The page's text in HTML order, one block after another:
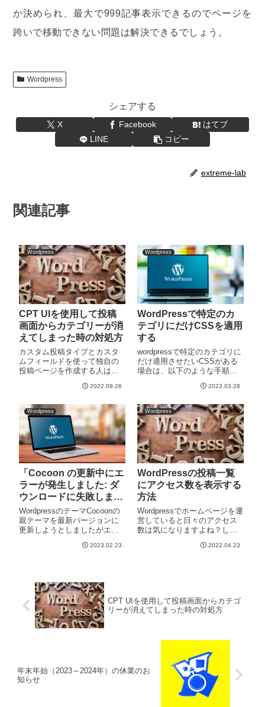
か決められ、最大で999記事表示できるのでページを
跨いで移動できない問題は解決できるでしょう。
Wordpress
シェアする
X Facebook
はてブ
LINE
コピー
extreme-lab
関連記事
Wordpress
CPT UIを使用して投稿
画面からカテゴリーが消
えてしまった時の対処方
カスタム投稿タイプとカスタ
ムフィールドを使って独自の
投稿ページを作成する人は多
CPT UI（Custom Post Type
ら、投稿画面上から「カテゴ
リー」の項目が消えてしまい
ました。C
2022.09.26
Wordpress
WordPressで特定のカ
テゴリにだけCSSを適用
する
wordpressで特定のカテゴリに
だけ適用させたいCSSがある
場合は、以下のような手順を
るまず、CSSを適用させたい
「カテゴリー」ページを開く
と各カテゴリのIDという所に
数字が記載され
2023.03.28
Wordpress
「Cocoon の更新中にエ
ラーが発生しました: ダ
ウンロードに失敗しまし
た」に対する対処法
WordpressのテーマCocoonの
親テーマを最新バージョンに
更新しようとしましたがエラ
も通り、ダッシュボードから
にエラーが
2023.02.23
Wordpress
WordPressの投稿一覧
にアクセス数を表示する
方法
Wordpressでホームページを運
営していると日々のアクセス
数は気になりますよね？しか
いちいち開くのは面倒です
2022.04.23
CPT UIを使用して投稿画面からカテゴ
リーが消えてしまった時の対処方
年末年始（2023～2024年）の休業のお
知らせ